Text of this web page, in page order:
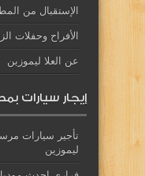
الإستقبال من
الأفراح وحفلات
عن العلا ليموزين
إيجار سيارات
ليموزين